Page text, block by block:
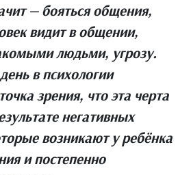
— бояться общения,
видит в общении,
людьми, угрозу.
в психологии
зрения, что эта черта
негативных
возникают у ребёнка
и постепенно